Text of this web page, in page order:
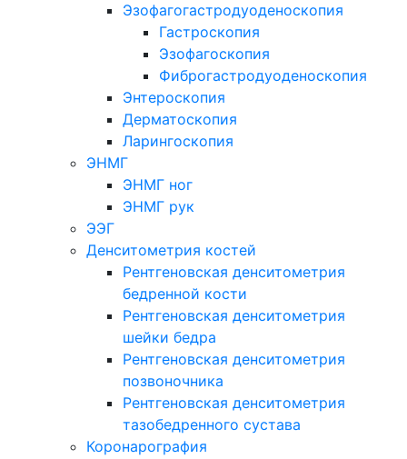
Эзофагогастродуоденоскопия
Гастроскопия
Эзофагоскопия
Фиброгастродуоденоскопия
Энтероскопия
Дерматоскопия
Ларингоскопия
ЭНМГ
ЭНМГ ног
ЭНМГ рук
ЭЭГ
Денситометрия костей
Рентгеновская денситометрия
бедренной кости
Рентгеновская денситометрия
шейки бедра
Рентгеновская денситометрия
позвоночника
Рентгеновская денситометрия
тазобедренного сустава
Коронарография